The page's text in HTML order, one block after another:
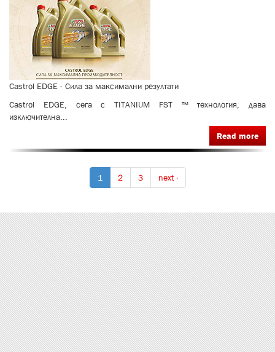
Сastrol EDGE - Сила за максимални резултати
Сastrol EDGE, сега с TITANIUM FST ™ технология, дава
изключителна...
Read more
1 2 3 next ›